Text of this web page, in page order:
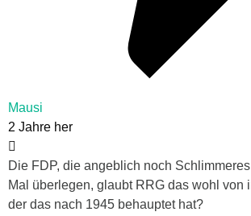
Mausi
2 Jahre her
Die FDP, die angeblich noch
Mal überlegen, glaubt RRG das wohl von
der das nach 1945 behauptet hat?